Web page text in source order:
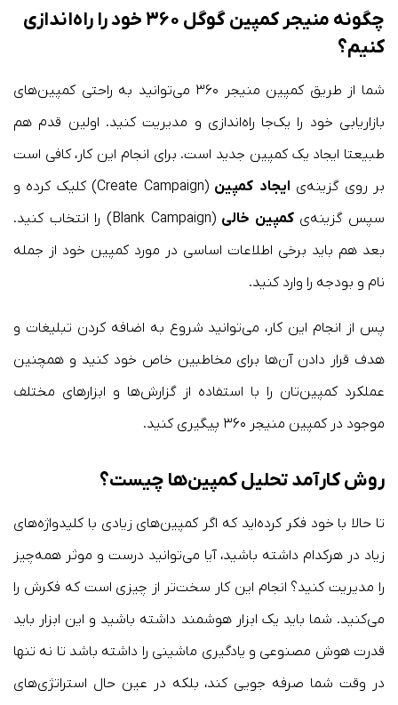
چگونه منیجر کمپین گوگل ۳۶۰ خود را راه‌اندازی
کنیم؟
شما از طریق کمپین منیجر ۳۶۰ می‌توانید به راحتی کمپین‌های
بازاریابی خود را یک‌جا راه‌اندازی و مدیریت کنید. اولین قدم هم
طبیعتا ایجاد یک کمپین جدید است. برای انجام این کار، کافی است
بر روی گزینه‌ی ایجاد کمپین
(Create Campaign) کلیک کرده و
سپس گزینه‌یکمپین خالی
(Blank Campaign) را انتخاب کنید.
بعد هم باید برخی اطلاعات اساسی در مورد کمپین خود از جمله
نام و بودجه را وارد کنید.
پس از انجام این کار، می‌توانید شروع به اضافه کردن تبلیغات و
هدف قرار دادن آن‌ها برای مخاطبین خاص خود کنید و همچنین
عملکرد کمپین‌تان را با استفاده از گزارش‌ها و ابزارهای مختلف
موجود در کمپین منیجر ۳۶۰ پیگیری کنید.
روش کارآمد تحلیل کمپین‌ها چیست؟
تا حالا با خود فکر کرده‌اید که اگر کمپین‌های زیادی با کلیدواژه‌های
زیاد در هرکدام داشته باشید، آیا می‌توانید درست و موثر همه‌چیز
را مدیریت کنید؟ انجام این کار سخت‌تر از چیزی است که فکرش را
می‌کنید. شما باید یک ابزار هوشمند داشته باشید و این ابزار باید
قدرت هوش مصنوعی و یادگیری ماشینی را داشته باشد تا نه تنها
در وقت شما صرفه جویی کند، بلکه در عین حال استراتژی‌های